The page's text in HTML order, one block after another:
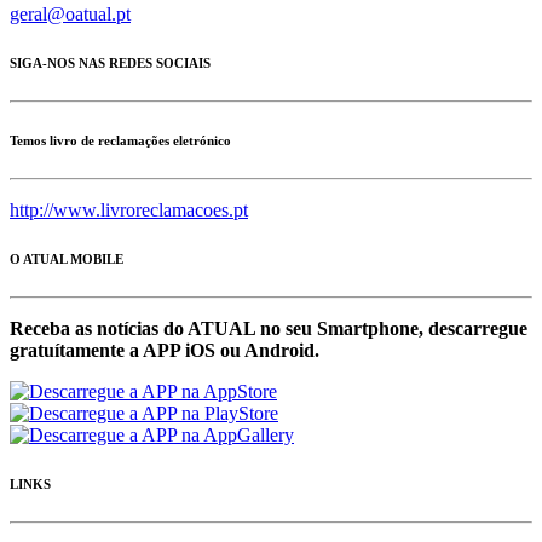
geral@oatual.pt
SIGA-NOS NAS REDES SOCIAIS
Temos livro de reclamações eletrónico
http://www.livroreclamacoes.pt
O ATUAL MOBILE
Receba as notícias do ATUAL no seu Smartphone, descarregue
gratuítamente a APP iOS ou Android.
LINKS